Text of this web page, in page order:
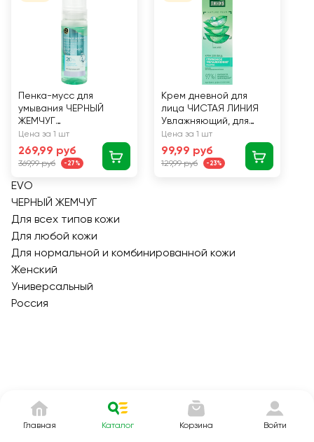
Пенка-мусс для
умывания ЧЕРНЫЙ
ЖЕМЧУГ
Очищение+уход 2в1,
для всех типов кожи,
150мл
Цена за 1 шт
269,99 руб
369,99 руб -27%
Крем дневной для
лица ЧИСТАЯ ЛИНИЯ
Увлажняющий, для
нормальной и
комбинированной
кожи, 42г
Цена за 1 шт
99,99 руб
129,99 руб -23%
EVO
ЧЕРНЫЙ ЖЕМЧУГ
Для всех типов кожи
Для любой кожи
Для нормальной и комбинированной кожи
Женский
Универсальный
Россия
Главная Каталог Корзина Войти